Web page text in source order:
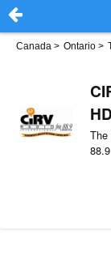
Canada > Ontario >
The
88.9